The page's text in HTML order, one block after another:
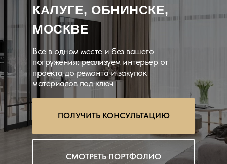
ПОЛУЧИТЬ КОНСУЛЬТАЦИЮ
СМОТРЕТЬ ПОРТФОЛИО
КАЛУГЕ, ОБНИНСКЕ,
МОСКВЕ
Все в одном месте и без вашего
погружения: реализуем интерьер от
проекта до ремонта и закупок
материалов под ключ